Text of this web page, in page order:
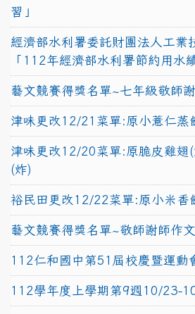
習」
經濟部水利署委託財團法人工業
「112年經濟部水利署節約用水
藝文競賽得獎名單~七年級敬師
津味更改12/21菜單:原小薏仁蒸
津味更改12/20菜單:原脆皮雞翅
(炸)
裕民田更改12/22菜單:原小米香
藝文競賽得獎名單~敬師謝師作
112仁和國中第51屆校慶暨運動
112學年度上學期第9週10/23-